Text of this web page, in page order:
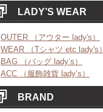
LADY’S WEAR
OUTER （アウター lady's）
WEAR （Tシャツ etc lady's）
BAG （バッグ lady’s）
ACC （服飾雑貨 lady’s）
BRAND